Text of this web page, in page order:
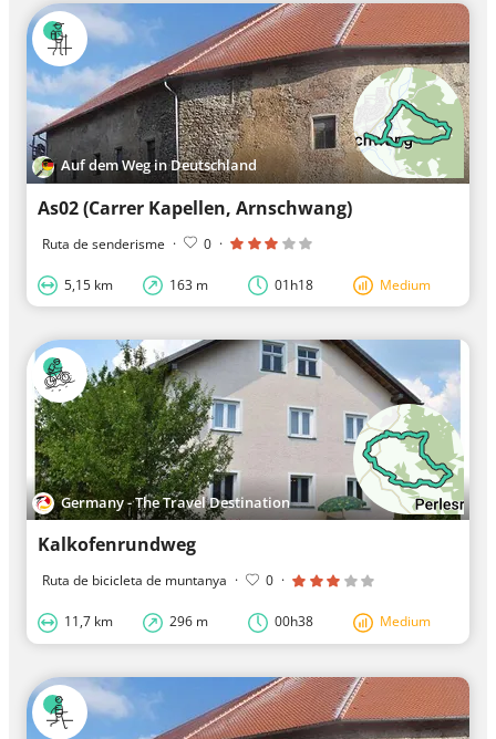
Auf dem Weg in Deutschland
As02 (Carrer Kapellen, Arnschwang)
Ruta de senderisme · 0 ·
5,15 km 163 m 01h18 Medium
Germany - The Travel Destination
Kalkofenrundweg
Ruta de bicicleta de muntanya · 0 ·
11,7 km 296 m 00h38 Medium